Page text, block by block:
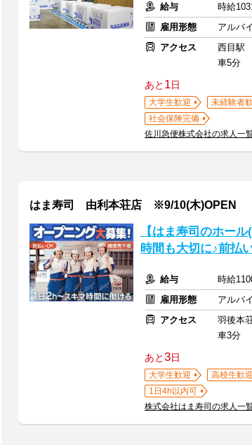
給与
時給
雇用形態
アルバ
アクセス
西目駅
車5分
あと 1日
大学生歓迎 未経験者
社会保険完備
佐川急便株式会社の求人一
はま寿司 由利本荘店 ※9/10(木)OPEN
【はま寿司のホー
時間も大切に♪前払
給与
時給
雇用形態
アルバ
アクセス
羽後本
車3分
あと3日
大学生歓迎 高校生歓迎
1日4h以内可
株式会社はま寿司の求人一